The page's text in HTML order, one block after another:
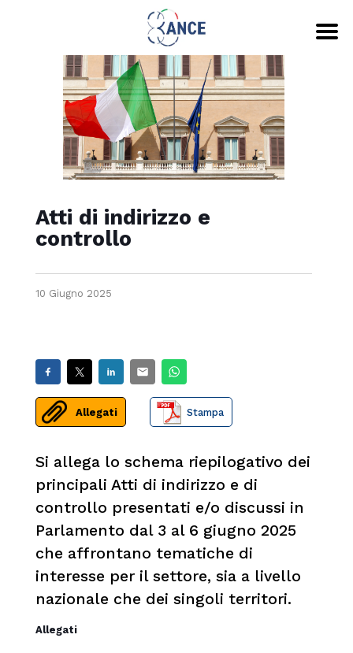
Atti di indirizzo e
controllo
10 Giugno 2025
Allegati Stampa
Si allega lo schema riepilogativo dei
principali Atti di indirizzo e di
controllo presentati e/o discussi in
Parlamento dal 3 al 6 giugno 2025
che affrontano tematiche di
interesse per il settore, sia a livello
nazionale che dei singoli territori.
Allegati